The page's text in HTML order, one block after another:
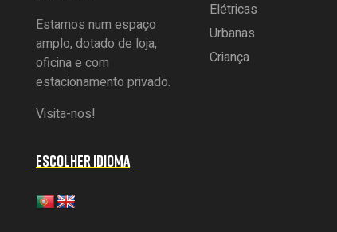
Estamos num espaço
amplo, dotado de loja,
oficina e com
estacionamento privado.
Visita-nos!
ESCOLHER IDIOMA
Elétricas
Urbanas
Criança